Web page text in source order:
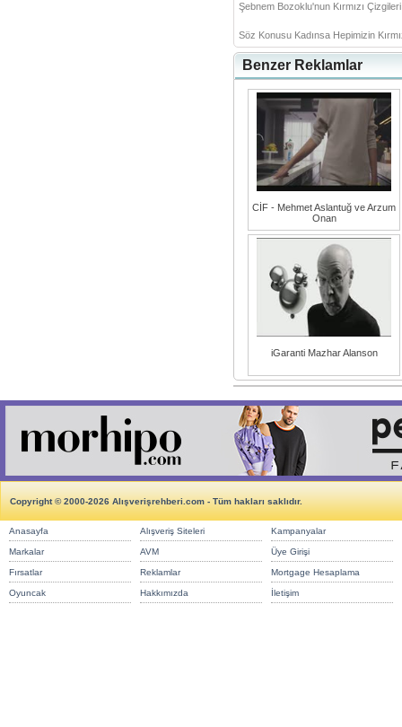
Şebnem Bozoklu'nun Kırmızı
Söz Konusu Kadınsa Hepimizin
Benzer Reklamlar
CİF - Mehmet Aslantuğ ve Arzum
Onan
iGaranti Mazhar Alanson
Copyright © 2000-2026 Alışverişrehberi.com - Tüm hakları saklıdır.
Anasayfa Alışveriş Siteleri Kampanyalar
Markalar AVM Üye Girişi
Fırsatlar Reklamlar Mortgage Hesaplama
Oyuncak Hakkımızda İletişim